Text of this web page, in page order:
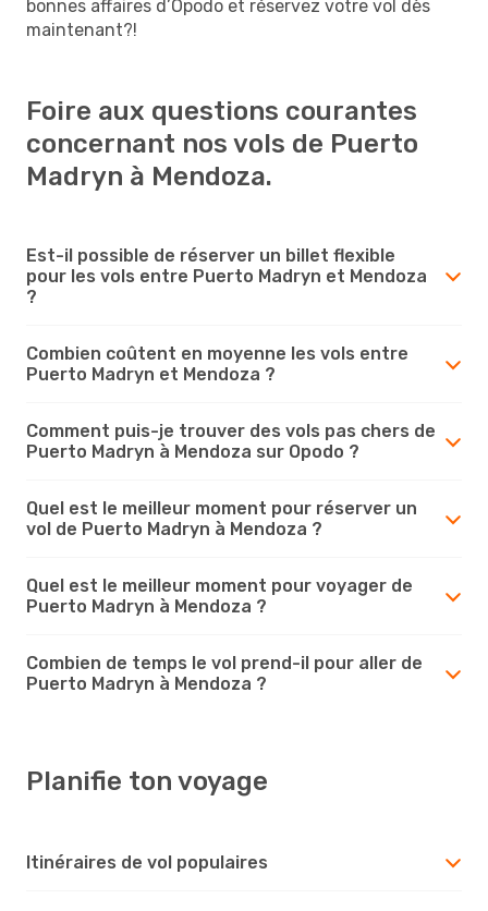
bonnes affaires d’Opodo et réservez votre vol dès
maintenant?!
Foire aux questions courantes
concernant nos vols de Puerto
Madryn à Mendoza.
Est-il possible de réserver un billet flexible
pour les vols entre Puerto Madryn et Mendoza
?
Combien coûtent en moyenne les vols entre
Puerto Madryn et Mendoza ?
Comment puis-je trouver des vols pas chers de
Puerto Madryn à Mendoza sur Opodo ?
Quel est le meilleur moment pour réserver un
vol de Puerto Madryn à Mendoza ?
Quel est le meilleur moment pour voyager de
Puerto Madryn à Mendoza ?
Combien de temps le vol prend-il pour aller de
Puerto Madryn à Mendoza ?
Planifie ton voyage
Itinéraires de vol populaires